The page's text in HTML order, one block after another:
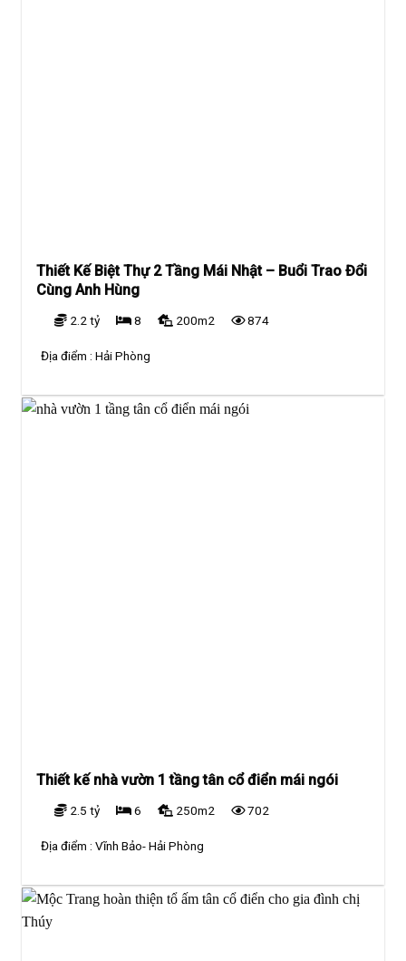
Thiết Kế Biệt Thự 2 Tầng Mái Nhật – Buổi Trao Đổi
Cùng Anh Hùng
2.2 tỷ 8 200m2 874
Địa điểm :Hải Phòng
Thiết kế nhà vườn 1 tầng tân cổ điển mái ngói
2.5 tỷ 6 250m2 702
Địa điểm :Vĩnh Bảo- Hải Phòng